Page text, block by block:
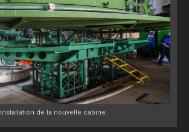
Installation de la nouvelle cabine.